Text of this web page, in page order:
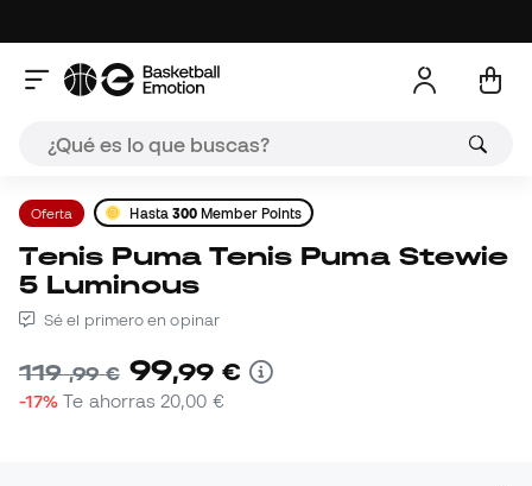
Oferta Hasta 300 Member Points
Tenis Puma Tenis Puma Stewie
5 Luminous
Sé el primero en opinar
119,99 € 99,99 €
-17% Te ahorras 20,00 €